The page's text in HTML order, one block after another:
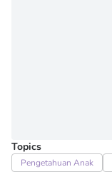
Topics
Pengetahuan Anak